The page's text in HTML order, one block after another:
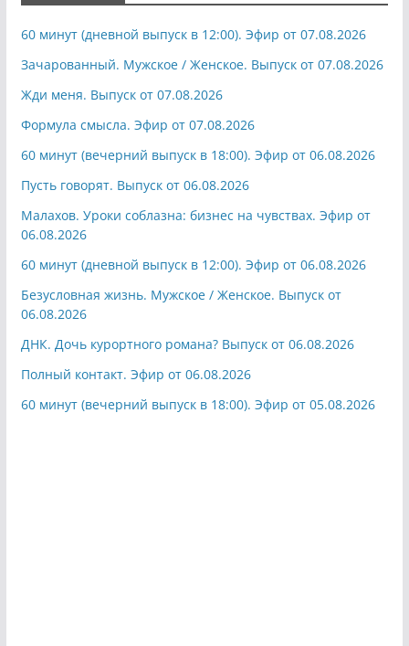
60 минут (дневной выпуск в 12:00). Эфир от 07.08.2026
Зачарованный. Мужское / Женское. Выпуск от 07.08.2026
Жди меня. Выпуск от 07.08.2026
Формула смысла. Эфир от 07.08.2026
60 минут (вечерний выпуск в 18:00). Эфир от 06.08.2026
Пусть говорят. Выпуск от 06.08.2026
Малахов. Уроки соблазна: бизнес на чувствах. Эфир от
06.08.2026
60 минут (дневной выпуск в 12:00). Эфир от 06.08.2026
Безусловная жизнь. Мужское / Женское. Выпуск от
06.08.2026
ДНК. Дочь курортного романа? Выпуск от 06.08.2026
Полный контакт. Эфир от 06.08.2026
60 минут (вечерний выпуск в 18:00). Эфир от 05.08.2026